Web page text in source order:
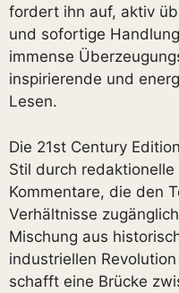
fordert ihn auf, aktiv
und sofortige
immense
inspirierende und
Lesen.
Die 21st Century
Stil durch
Kommentare, die den
Verhältnisse
Mischung aus
industriellen
schafft eine Brücke